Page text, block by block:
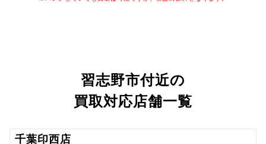
習志野市付近の
買取対応店舗一覧
千葉印西店